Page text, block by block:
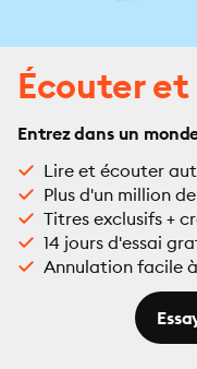
Écouter
Entrez dans un
Lire et écouter
Plus d'un million
Titres exclusifs +
14 jours d'essai
Annulation facile